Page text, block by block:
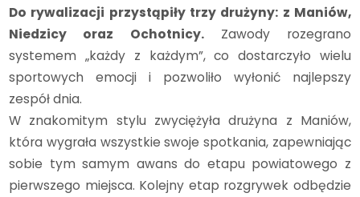
Do rywalizacji przystąpiły trzy drużyny: z Maniów,
Niedzicy oraz Ochotnicy.Zawody rozegrano
systemem „każdy z każdym”, co dostarczyło wielu
sportowych emocji i pozwoliło wyłonić najlepszy
zespół dnia.
W znakomitym stylu zwyciężyła drużyna z Maniów,
która wygrała wszystkie swoje spotkania, zapewniając
sobie tym samym awans do etapu powiatowego z
pierwszego miejsca. Kolejny etap rozgrywek odbędzie